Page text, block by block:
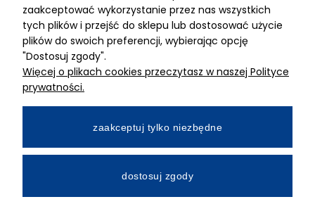
MIMARI sp z o.o.
ul. Kurkowa 12
50-210 Wrocław
Dane rejestracyjne
NIP:8982325327
Wpłacony w całości
Numer konta bankowego
zaakceptować wykorzystanie przez nas wszystkich
tych plików i przejść do sklepu lub dostosować użycie
plików do swoich preferencji, wybierając opcję
"Dostosuj zgody".
Więcej o plikach cookies przeczytasz w naszej Polityce
prywatności.
zaakceptuj tylko niezbędne
dostosuj zgody